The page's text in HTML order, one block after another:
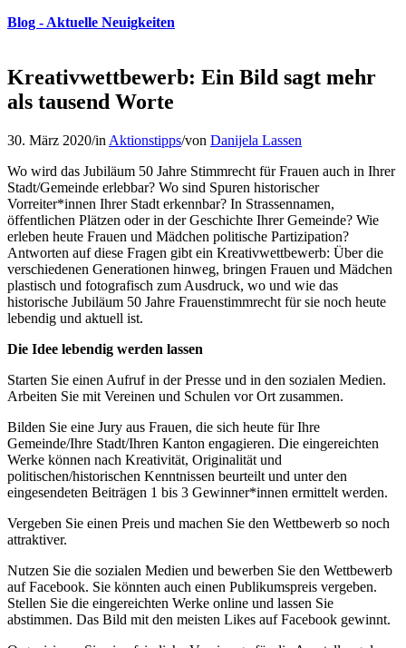
Blog - Aktuelle Neuigkeiten
Kreativwettbewerb: Ein Bild sagt mehr
als tausend Worte
30. März 2020/in Aktionstipps/von Danijela Lassen
Wo wird das Jubiläum 50 Jahre Stimmrecht für Frauen auch in Ihrer
Stadt/Gemeinde erlebbar? Wo sind Spuren historischer
Vorreiter*innen Ihrer Stadt erkennbar? In Strassennamen,
öffentlichen Plätzen oder in der Geschichte Ihrer Gemeinde? Wie
erleben heute Frauen und Mädchen politische Partizipation?
Antworten auf diese Fragen gibt ein Kreativwettbewerb: Über die
verschiedenen Generationen hinweg, bringen Frauen und Mädchen
plastisch und fotografisch zum Ausdruck, wo und wie das
historische Jubiläum 50 Jahre Frauenstimmrecht für sie noch heute
lebendig und aktuell ist.
Die Idee lebendig werden lassen
Starten Sie einen Aufruf in der Presse und in den sozialen Medien.
Arbeiten Sie mit Vereinen und Schulen vor Ort zusammen.
Bilden Sie eine Jury aus Frauen, die sich heute für Ihre
Gemeinde/Ihre Stadt/Ihren Kanton engagieren. Die eingereichten
Werke können nach Kreativität, Originalität und
politischen/historischen Kenntnissen beurteilt und unter den
eingesendeten Beiträgen 1 bis 3 Gewinner*innen ermittelt werden.
Vergeben Sie einen Preis und machen Sie den Wettbewerb so noch
attraktiver.
Nutzen Sie die sozialen Medien und bewerben Sie den Wettbewerb
auf Facebook. Sie könnten auch einen Publikumspreis vergeben.
Stellen Sie die eingereichten Werke online und lassen Sie
abstimmen. Das Bild mit den meisten Likes auf Facebook gewinnt.